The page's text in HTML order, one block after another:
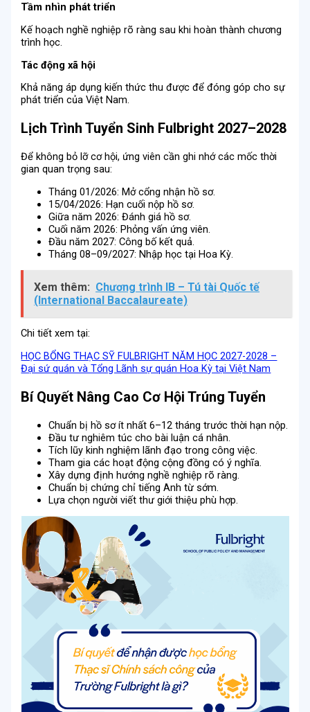
Tầm nhìn phát triển
Kế hoạch nghề nghiệp rõ ràng sau khi hoàn thành chương
trình học.
Tác động xã hội
Khả năng áp dụng kiến thức thu được để đóng góp cho sự
phát triển của Việt Nam.
Lịch Trình Tuyển Sinh Fulbright 2027–2028
Để không bỏ lỡ cơ hội, ứng viên cần ghi nhớ các mốc thời
gian quan trọng sau:
Tháng 01/2026: Mở cổng nhận hồ sơ.
15/04/2026: Hạn cuối nộp hồ sơ.
Giữa năm 2026: Đánh giá hồ sơ.
Cuối năm 2026: Phỏng vấn ứng viên.
Đầu năm 2027: Công bố kết quả.
Tháng 08–09/2027: Nhập học tại Hoa Kỳ.
Xem thêm: Chương trình IB – Tú tài Quốc tế
(International Baccalaureate)
Chi tiết xem tại:
HỌC BỔNG THẠC SỸ FULBRIGHT NĂM HỌC 2027-2028 –
Đại sứ quán và Tổng Lãnh sự quán Hoa Kỳ tại Việt Nam
Bí Quyết Nâng Cao Cơ Hội Trúng Tuyển
Chuẩn bị hồ sơ ít nhất 6–12 tháng trước thời hạn nộp.
Đầu tư nghiêm túc cho bài luận cá nhân.
Tích lũy kinh nghiệm lãnh đạo trong công việc.
Tham gia các hoạt động cộng đồng có ý nghĩa.
Xây dựng định hướng nghề nghiệp rõ ràng.
Chuẩn bị chứng chỉ tiếng Anh từ sớm.
Lựa chọn người viết thư giới thiệu phù hợp.